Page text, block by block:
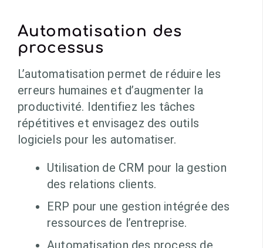
Automatisation des
processus
L’automatisation permet de réduire les
erreurs humaines et d’augmenter la
productivité. Identifiez les tâches
répétitives et envisagez des outils
logiciels pour les automatiser.
Utilisation de CRM pour la gestion
des relations clients.
ERP pour une gestion intégrée des
ressources de l’entreprise.